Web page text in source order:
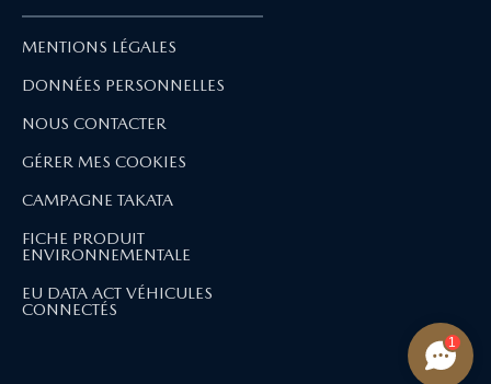
MENTIONS LÉGALES
DONNÉES PERSONNELLES
NOUS CONTACTER
GÉRER MES COOKIES
CAMPAGNE TAKATA
FICHE PRODUIT
ENVIRONNEMENTALE
EU DATA ACT VÉHICULES
CONNECTÉS
1